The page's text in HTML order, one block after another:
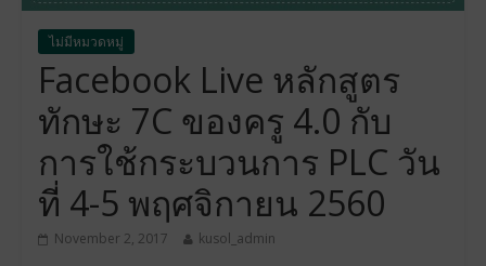
ไม่มีหมวดหมู่
Facebook Live หลักสูตร
ทักษะ 7C ของครู 4.0 กับ
การใช้กระบวนการ PLC วัน
ที่ 4-5 พฤศจิกายน 2560
November 2, 2017 kusol_admin